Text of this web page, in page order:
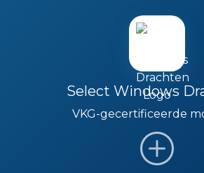
Select Windows
VKG-gecertificeerde